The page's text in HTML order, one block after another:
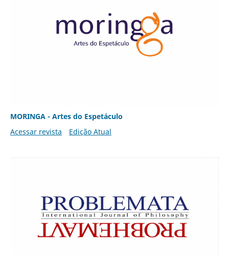
MORINGA - Artes do Espetáculo
Acessar revista
Edição Atual